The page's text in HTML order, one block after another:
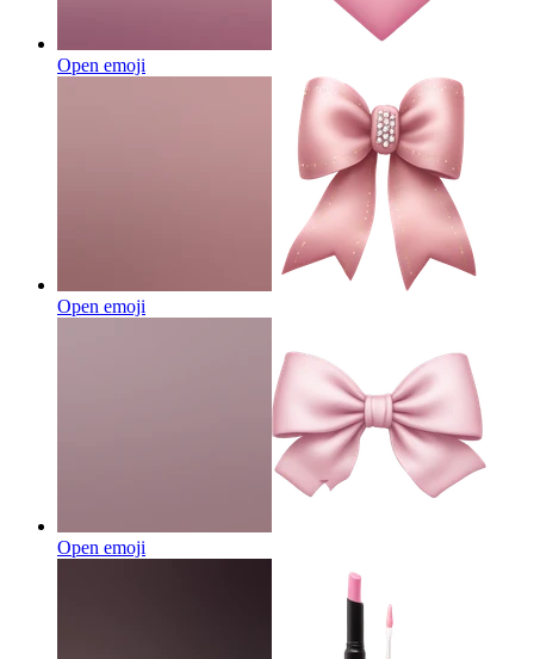
Open emoji
Open emoji
Open emoji